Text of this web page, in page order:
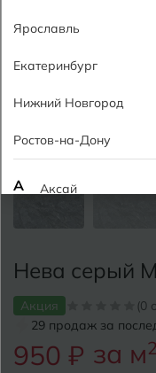
Нева серый
Акция
(0
29 продаж за
950 ₽ за м2
Ярославль
Екатеринбург
Нижний Новгород
Ростов-на-Дону
А Аксай
Алушта
Анапа
Армавир